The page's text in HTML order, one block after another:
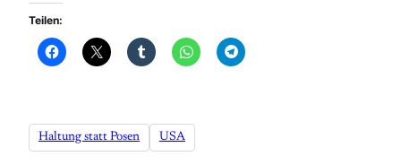
Teilen:
Haltung statt Posen USA